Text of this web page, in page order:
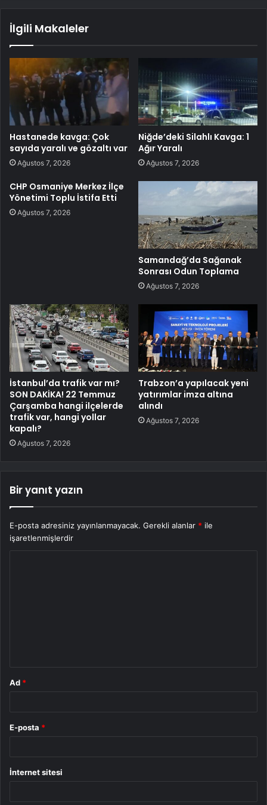
İlgili Makaleler
Hastanede kavga: Çok
sayıda yaralı ve gözaltı var
Ağustos 7, 2026
Niğde’deki Silahlı Kavga: 1
Ağır Yaralı
Ağustos 7, 2026
CHP Osmaniye Merkez İlçe
Yönetimi Toplu İstifa Etti
Ağustos 7, 2026
Samandağ’da Sağanak
Sonrası Odun Toplama
Ağustos 7, 2026
İstanbul’da trafik var mı?
SON DAKİKA! 22 Temmuz
Çarşamba hangi ilçelerde
trafik var, hangi yollar
kapalı?
Ağustos 7, 2026
Trabzon’a yapılacak yeni
yatırımlar imza altına
alındı
Ağustos 7, 2026
Bir yanıt yazın
E-posta adresiniz yayınlanmayacak. Gerekli alanlar * ile
işaretlenmişlerdir
Ad *
E-posta *
İnternet sitesi